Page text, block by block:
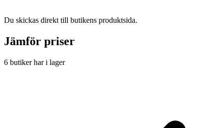
Du skickas direkt till butikens produktsida.
Jämför priser
6 butiker har i lager